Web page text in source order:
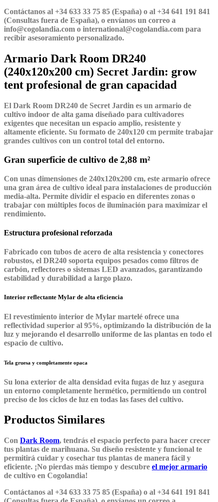
Contáctanos al +34 633 33 75 85 (España) o al +34 641 191 841
(Consultas fuera de España), o envíanos un correo a
info@cogolandia.com o international@cogolandia.com para
recibir asesoramiento personalizado.
Armario Dark Room DR240
(240x120x200 cm) Secret Jardin: grow
tent profesional de gran capacidad
El Dark Room DR240 de Secret Jardin es un armario de
cultivo indoor de alta gama diseñado para cultivadores
exigentes que necesitan un espacio amplio, resistente y
altamente eficiente. Su formato de 240x120 cm permite trabajar
grandes cultivos con un control total del entorno.
Gran superficie de cultivo de 2,88 m²
Con unas dimensiones de 240x120x200 cm, este armario ofrece
una gran área de cultivo ideal para instalaciones de producción
media-alta. Permite dividir el espacio en diferentes zonas o
trabajar con múltiples focos de iluminación para maximizar el
rendimiento.
Estructura profesional reforzada
Fabricado con tubos de acero de alta resistencia y conectores
robustos, el DR240 soporta equipos pesados como filtros de
carbón, reflectores o sistemas LED avanzados, garantizando
estabilidad y durabilidad a largo plazo.
Interior reflectante Mylar de alta eficiencia
El revestimiento interior de Mylar martelé ofrece una
reflectividad superior al 95%, optimizando la distribución de la
luz y mejorando el desarrollo uniforme de las plantas en todo el
espacio de cultivo.
Tela gruesa y completamente opaca
Su lona exterior de alta densidad evita fugas de luz y asegura
un entorno completamente hermético, permitiendo un control
preciso de los ciclos de luz en todas las fases del cultivo.
Productos Similares
Con Dark Room, tendrás el espacio perfecto para hacer crecer
tus plantas de marihuana. Su diseño resistente y funcional te
permitirá cuidar y cosechar tus plantas de manera fácil y
eficiente. ¡No pierdas más tiempo y descubre el mejor armario
de cultivo en Cogolandia!
Contáctanos al +34 633 33 75 85 (España) o al +34 641 191 841